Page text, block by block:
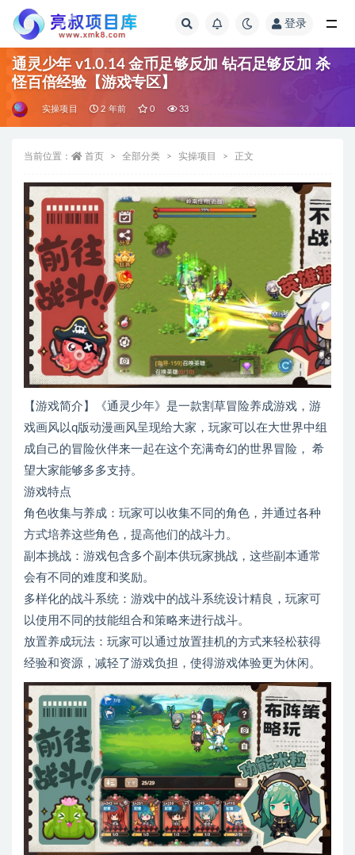
登录
通灵少年 v1.0.14 金币足够反加 钻石足够反加 杀
怪百倍经验【游戏专区】
实操项目 2 年前 0 33
当前位置： 首页 全部分类 实操项目 正文
【游戏简介】《通灵少年》是一款割草冒险养成游戏，游
戏画风以q版动漫画风呈现给大家，玩家可以在大世界中组
成自己的冒险伙伴来一起在这个充满奇幻的世界冒险， 希
望大家能够多多支持。
游戏特点
角色收集与养成：玩家可以收集不同的角色，并通过各种
方式培养这些角色，提高他们的战斗力。
副本挑战：游戏包含多个副本供玩家挑战，这些副本通常
会有不同的难度和奖励。
多样化的战斗系统：游戏中的战斗系统设计精良，玩家可
以使用不同的技能组合和策略来进行战斗。
放置养成玩法：玩家可以通过放置挂机的方式来轻松获得
经验和资源，减轻了游戏负担，使得游戏体验更为休闲。